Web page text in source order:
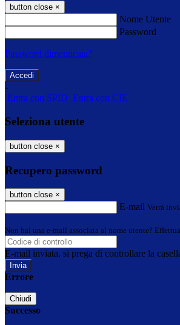
button close ×
Nome Utente
Password
Password dimenticata?
-
Entra con SPID Entra con CIE
Seleziona utente
button close ×
Recupero password
button close ×
E-mail Verrà
Non hai una e-mail associata al nome utente?
E-mail inviata, si prega di controllare la
Errore
Chiudi
Successo